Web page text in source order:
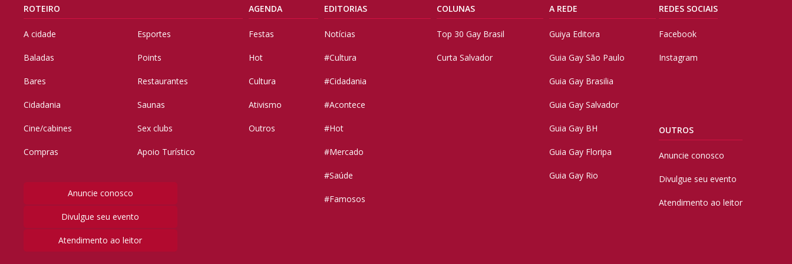
ROTEIRO
A cidade
Baladas
Bares
Cidadania
Cine/cabines
Compras
Esportes
Points
Restaurantes
Saunas
Sex clubs
Apoio Turístico
Anuncie conosco
Divulgue seu evento
Atendimento ao leitor
AGENDA
Festas
Hot
Cultura
Ativismo
Outros
EDITORIAS
Notícias
#Cultura
#Cidadania
#Acontece
#Hot
#Mercado
#Saúde
#Famosos
COLUNAS
Top 30 Gay Brasil
Curta Salvador
A REDE
Guiya Editora
Guia Gay São Paulo
Guia Gay Brasilia
Guia Gay Salvador
Guia Gay BH
Guia Gay Floripa
Guia Gay Rio
REDES SOCIAIS
Facebook
Instagram
OUTROS
Anuncie conosco
Divulgue seu evento
Atendimento ao leitor